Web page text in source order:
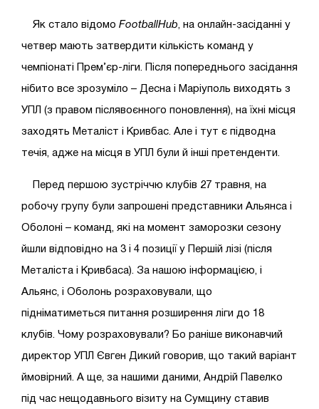
Як стало відомо FootballHub , на онлайн-засіданні у
четвер мають затвердити кількість команд у
чемпіонаті Прем’єр-ліги. Після попереднього засідання
нібито все зрозуміло – Десна і Маріуполь виходять з
УПЛ (з правом післявоєнного поновлення), на їхні місця
заходять Металіст і Кривбас. Але і тут є підводна
течія, адже на місця в УПЛ були й інші претенденти.
Перед першою зустріччю клубів 27 травня, на
робочу групу були запрошені представники Альянса і
Оболоні – команд, які на момент заморозки сезону
йшли відповідно на 3 і 4 позиції у Першій лізі (після
Металіста і Кривбаса). За нашою інформацією, і
Альянс, і Оболонь розраховували, що
підніматиметься питання розширення ліги до 18
клубів. Чому розраховували? Бо раніше виконавчий
директор УПЛ Євген Дикий говорив, що такий варіант
ймовірний. А ще, за нашими даними, Андрій Павелко
під час нещодавнього візиту на Сумщину ставив